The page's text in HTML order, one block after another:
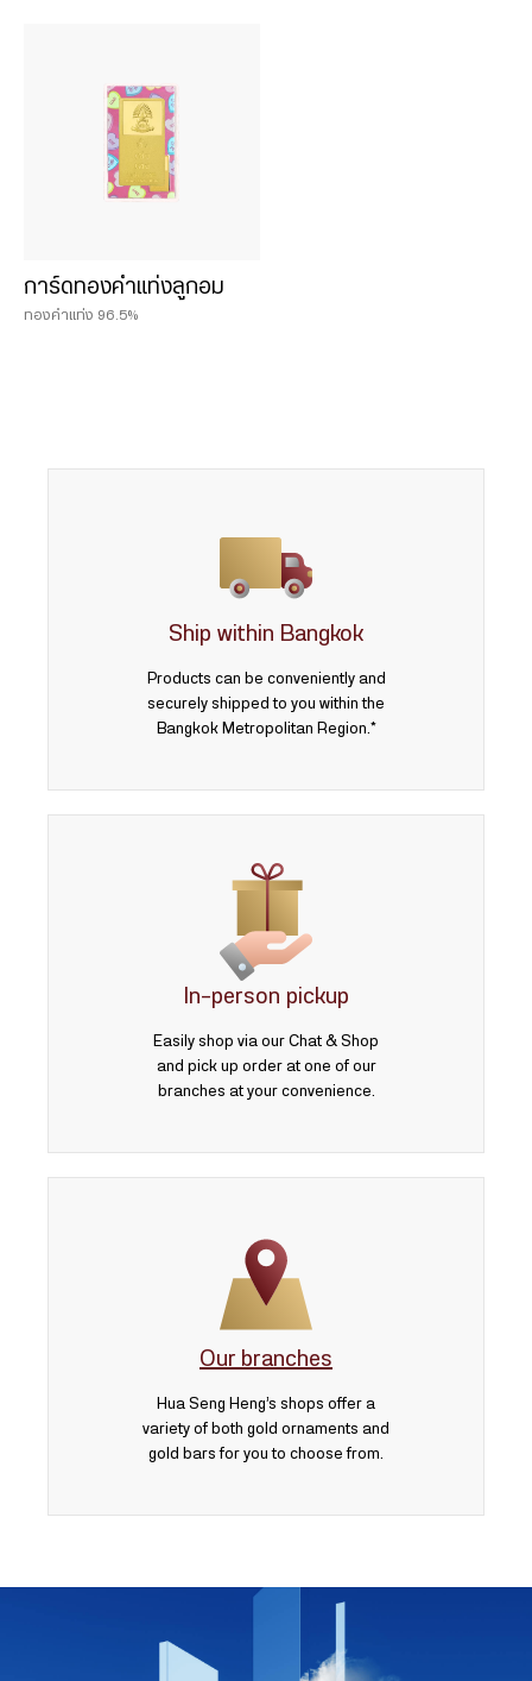
การ์ดทองคำแท่งลูกอม
ทองคำแท่ง 96.5%
Ship within Bangkok
Products can be conveniently and
securely shipped to you within the
Bangkok Metropolitan Region.*
In-person pickup
Easily shop via our Chat & Shop
and pick up order at one of our
branches at your convenience.
Our branches
Hua Seng Heng’s shops offer a
variety of both gold ornaments and
gold bars for you to choose from.